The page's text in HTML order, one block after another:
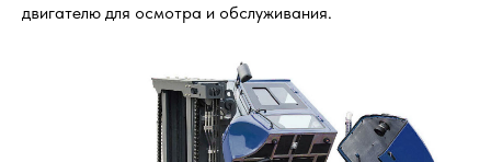
двигателю для осмотра и обслуживания.